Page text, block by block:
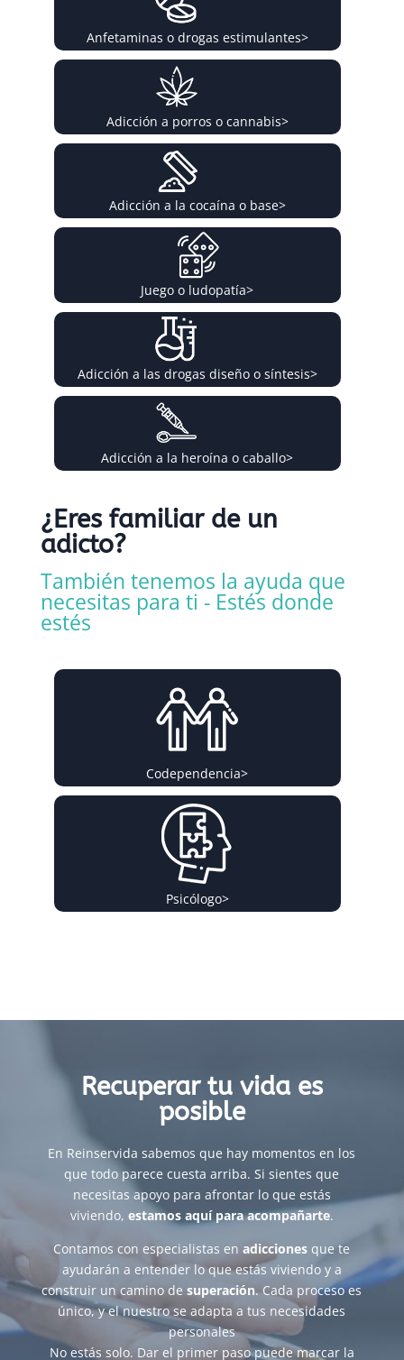
Anfetaminas o drogas estimulantes>
Adicción a porros o cannabis>
Adicción a la cocaína o base>
Juego o ludopatía>
Adicción a las drogas diseño o síntesis>
Adicción a la heroína o caballo>
¿Eres familiar de un
adicto?
También tenemos la ayuda que
necesitas para ti - Estés donde
estés
Codependencia>
Psicólogo>
Recuperar tu vida es
posible
En Reinservida sabemos que hay momentos en los
que todo parece cuesta arriba. Si sientes que
necesitas apoyo para afrontar lo que estás
viviendo, estamos aquí para acompañarte.
Contamos con especialistas enadicciones que te
ayudarán a entender lo que estás viviendo y a
construir un camino desuperación. Cada proceso es
único, y el nuestro se adapta a tus necesidades
personales
No estás solo. Dar el primer paso puede marcar la